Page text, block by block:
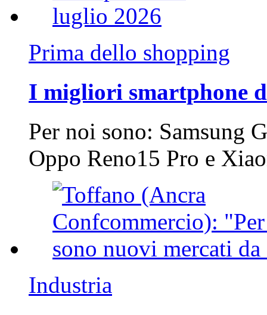
Prima dello shopping
I migliori smartphone
Per noi sono: Samsung
Oppo Reno15 Pro e
Industria